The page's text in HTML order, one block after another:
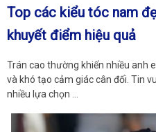
Top các kiểu tóc nam
khuyết điểm hiệu quả
Trán cao thường khiến nhiều anh
và khó tạo cảm giác cân đối. Tin
nhiều lựa chọn …